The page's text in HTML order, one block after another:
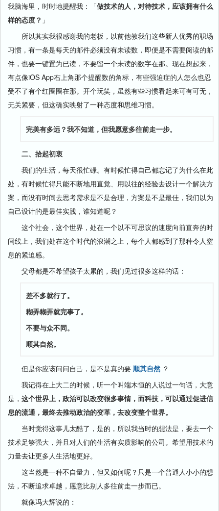
我脑海里，时时地提醒我：「做技术的人，对待技术，应该拥有什么
样的态度？ 」
所以其实我很感谢我的老板，以前他教我们这些新人优秀的职场
习惯，有一条是每天的邮件必须没有未读数，即便是不需要阅读的邮
件，也要一键置为已读，不要留一个未读的数字在那。现在想起来，
有点像iOS App右上角那个提醒数的角标，有些强迫症的人怎么也忍
受不了有个红圈圈在那。开个玩笑，虽然有些习惯看起来可有可无，
无关紧要，但这确实映射了一种态度和思维习惯。
完美有多远？我不知道，但我愿意多往前走一步。
二、拾起初衷
我们的生活，每天很忙碌。有时候忙得自己都忘记了为什么在此
处，有时候忙得只能不断地用直觉、用以往的经验去设计一个解决方
案，而没有时间去思考需求是不是合理，方案是不是最佳，我们以为
自己设计的是最佳实践，谁知道呢？
这个社会，这个世界，处在一个以不可思议的速度向前直奔的时
间线上，我们处在这个时代的浪潮之上，每个人都感到了那种令人窒
息的紧迫感。
父母都是不希望孩子太累的，我们见过很多这样的话：
差不多就行了。
糊弄糊弄就完事了。
不要与众不同。
顺其自然。
但是你应该问问自己，是不是真的要 顺其自然 ？
我记得在上大二的时候，听一个叫端木恒的人说过一句话，大意
是， 这个世界上，政治可以改变很多事情，而科技，可以通过促进信
息的流通，最终去推动政治的变革，去改变整个世界。
当时觉得这事儿太酷了，是的，所以我当时的想法是，要去一个
技术足够强大，并且对人们的生活有实质影响的公司。希望用技术的
力量去让更多人生活地更好。
这当然是一种不自量力，但又如何呢？只是一个普通人小小的想
法，不断追求卓越，愿意比别人多往前走一步而已。
就像冯大辉说的：